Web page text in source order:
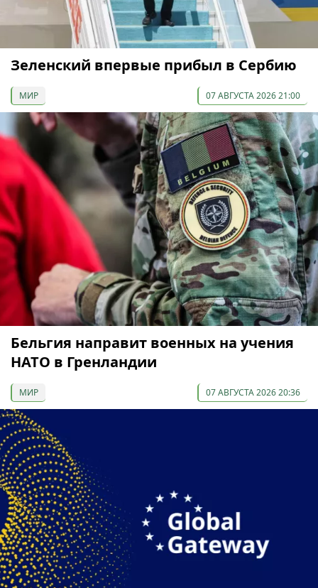
Зеленский впервые прибыл в Сербию
МИР 07 АВГУСТА 2026 21:00
Бельгия направит военных на учения
НАТО в Гренландии
МИР 07 АВГУСТА 2026 20:36